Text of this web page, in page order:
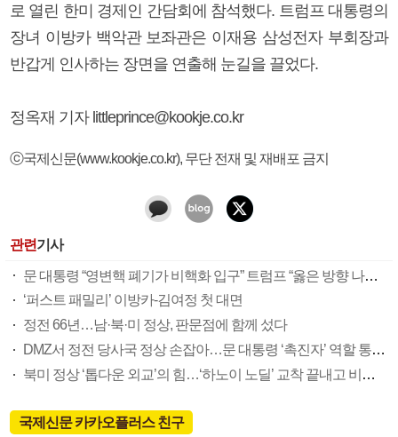
로 열린 한미 경제인 간담회에 참석했다. 트럼프 대통령의
장녀 이방카 백악관 보좌관은 이재용 삼성전자 부회장과
반갑게 인사하는 장면을 연출해 눈길을 끌었다.
정옥재 기자 littleprince@kookje.co.kr
ⓒ국제신문(www.kookje.co.kr), 무단 전재 및 재배포 금지
관련기사
문 대통령 “영변핵 폐기가 비핵화 입구” 트럼프 “옳은 방향 나가길”
‘퍼스트 패밀리’ 이방카-김여정 첫 대면
정전 66년…남·북·미 정상, 판문점에 함께 섰다
DMZ서 정전 당사국 정상 손잡아…문 대통령 ‘촉진자’ 역할 통했다
북미 정상 ‘톱다운 외교’의 힘…‘하노이 노딜’ 교착 끝내고 비핵화 대화 물꼬
국제신문 카카오플러스 친구